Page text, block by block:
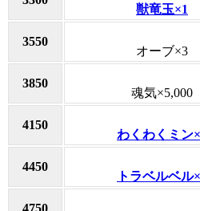
獣竜玉×1
3550
オーブ×3
3850
魂気×5,000
4150
わくわくミン
4450
トラベルベル